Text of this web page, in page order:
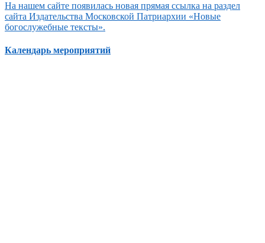
На нашем сайте появилась новая прямая ссылка на раздел
сайта Издательства Московской Патриархии «Новые
богослужебные тексты».
Календарь мероприятий